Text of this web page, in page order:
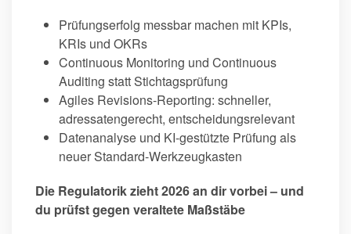
Prüfungserfolg messbar machen mit KPIs,
KRIs und OKRs
Continuous Monitoring und Continuous
Auditing statt Stichtagsprüfung
Agiles Revisions-Reporting: schneller,
adressatengerecht, entscheidungsrelevant
Datenanalyse und KI-gestützte Prüfung als
neuer Standard-Werkzeugkasten
Die Regulatorik zieht 2026 an dir vorbei – und
du prüfst gegen veraltete Maßstäbe